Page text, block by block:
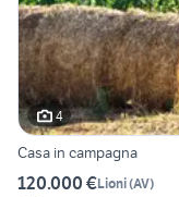
4
Casa in campagna
120.000 €Lioni(AV)